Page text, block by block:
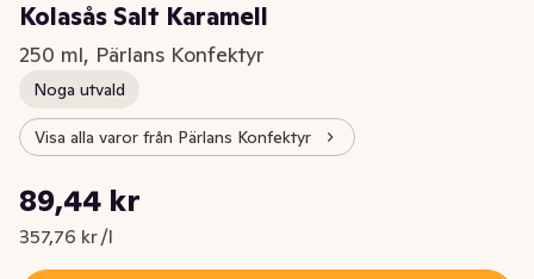
Kolasås Salt Karamell
250 ml, Pärlans Konfektyr
Noga utvald
Visa alla varor från Pärlans Konfektyr
Nuvarande pris är: 89,44 kr
89,44 kr
357,76 kr /l
Styckpris: 357,76 kr /l